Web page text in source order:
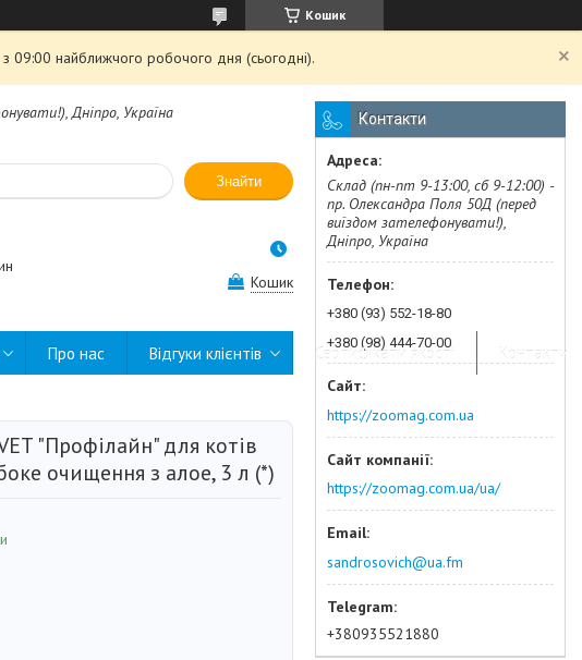
Кошик
09:00 найближчого робочого дня (сьогодні).
Дніпро, Україна
Знайти
Кошик
Про нас Відгуки клієнтів Сертифікати якості Контакти
"Профілайн" для котів
очищення з алое, 3 л (*)
Контакти
Склад (пн-пт 9-13:00, сб 9-12:00) -
пр. Олександра Поля 50Д (перед
виїздом зателефонувати!),
Дніпро, Україна
+380 (93) 552-18-80
+380 (98) 444-70-00
https://zoomag.com.ua
https://zoomag.com.ua/ua/
sandrosovich@ua.fm
+380935521880